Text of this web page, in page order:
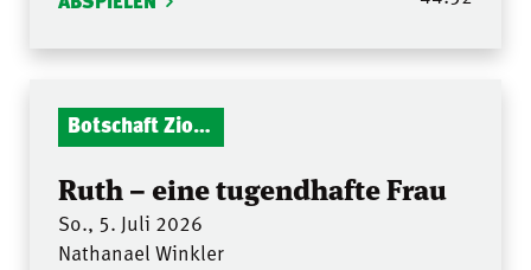
Botschaft Zionshalle
Ruth – eine tugendhafte Frau
So., 5. Juli 2026
Nathanael Winkler